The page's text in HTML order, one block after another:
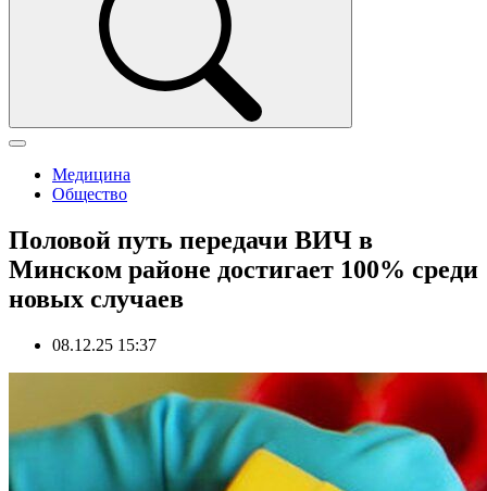
Медицина
Общество
Половой путь передачи ВИЧ в
Минском районе достигает 100% среди
новых случаев
08.12.25 15:37